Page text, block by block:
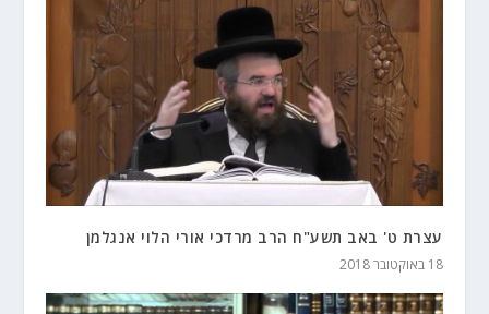
עצרת ט' באב תשע"ח הרב מרדכי אורי הלוי אנגלמן
18 באוקטובר 2018